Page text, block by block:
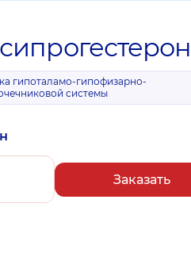
гипоталамо-гипофизарно-
системы
Заказать